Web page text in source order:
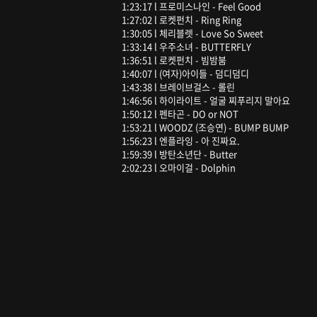
1:23:17 l 프로미스나인 - Feel Good
1:27:02 l 로켓펀치 - Ring Ring
1:30:05 l 체리블렛 - Love So Sweet
1:33:14 l 우주소녀 - BUTTERFLY
1:36:51 l 로켓펀치 - 빔밤붐
1:40:07 l (여자)아이들 - 덤디덤디
1:43:38 l 브레이브걸스 - 롤린
1:46:56 l 하이라이트 - 얼굴 찌푸리지 말아요
1:50:12 l 펜타곤 - DO or NOT
1:53:21 l WOODZ (조승연) - BUMP BUMP
1:56:23 l 엔플라잉 - 아 진짜요.
1:59:39 l 방탄소년단 - Butter
2:02:23 l 오마이걸 - Dolphin